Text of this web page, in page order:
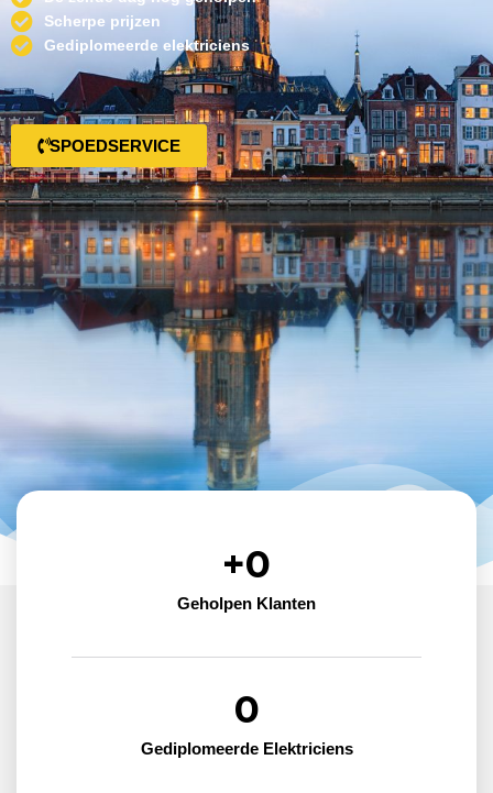
Scherpe prijzen
Gediplomeerde elektriciens
SPOEDSERVICE
Geholpen Klanten
+0
Gediplomeerde Elektriciens
0